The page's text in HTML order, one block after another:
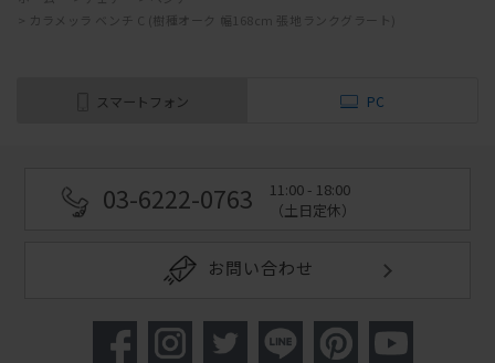
カラメッラ ベンチ C (樹種オーク 幅168cm 張地ランクグラート)
スマートフォン PC
03-6222-0763
11:00 - 18:00
（土日定休）
お問い合わせ